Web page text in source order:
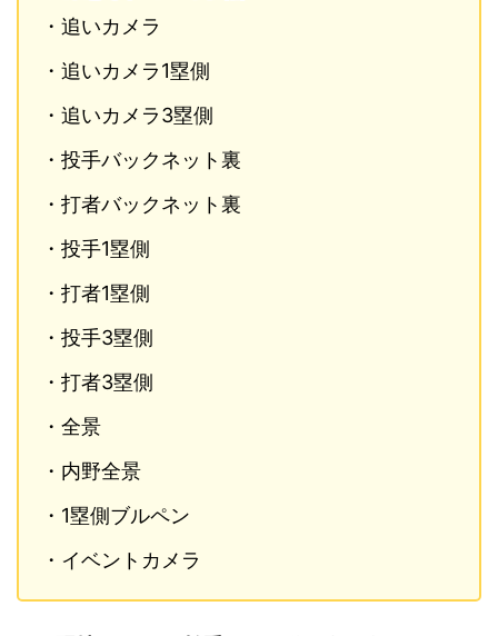
・追いカメラ
・追いカメラ1塁側
・追いカメラ3塁側
・投手バックネット裏
・打者バックネット裏
・投手1塁側
・打者1塁側
・投手3塁側
・打者3塁側
・全景
・内野全景
・1塁側ブルペン
・イベントカメラ